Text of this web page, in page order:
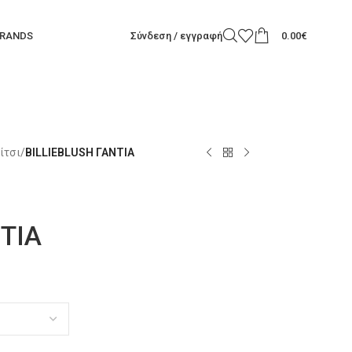
Σύνδεση / εγγραφή 0.00€
/BILLIEBLUSH ΓΑΝΤΙΑ